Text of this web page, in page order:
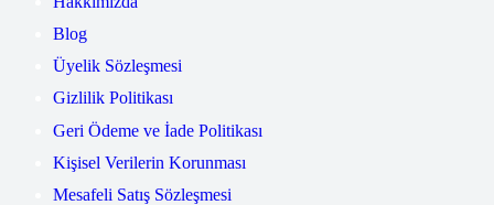
Blog
Üyelik Sözleşmesi
Gizlilik Politikası
Geri Ödeme ve İade Politikası
Kişisel Verilerin Korunması
Mesafeli Satış Sözleşmesi